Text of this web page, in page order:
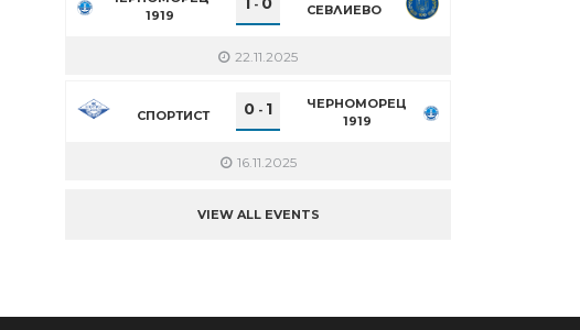
1919
- СЕВЛИЕВО
22.11.2025
СПОРТИСТ 0 - 1
ЧЕРНОМОРЕЦ
1919
16.11.2025
VIEW ALL EVENTS